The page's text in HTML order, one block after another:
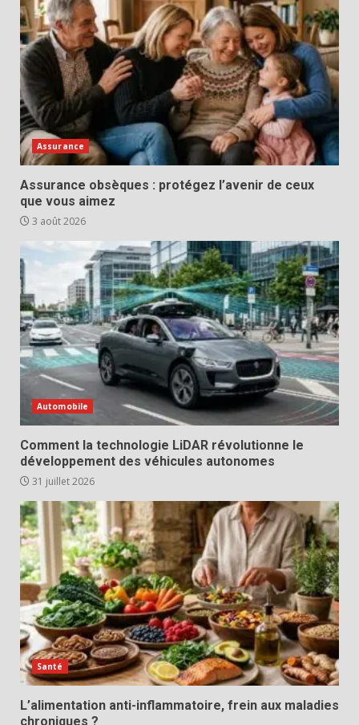
Assurance
Assurance obsèques : protégez l’avenir de ceux
que vous aimez
3 août 2026
Automobile
Comment la technologie LiDAR révolutionne le
développement des véhicules autonomes
31 juillet 2026
Santé
L’alimentation anti-inflammatoire, frein aux maladies
chroniques ?